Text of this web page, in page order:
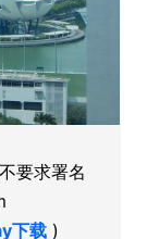
要求署名
下载 )